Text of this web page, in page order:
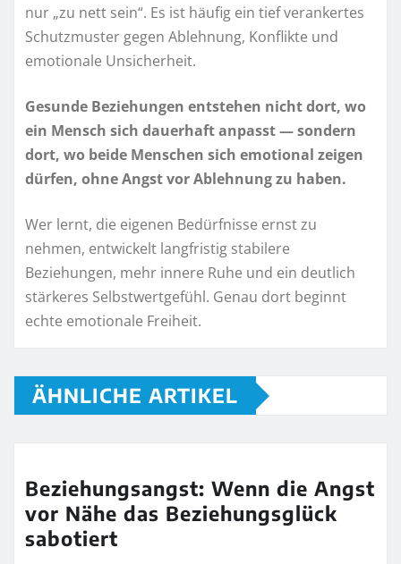
nur „zu nett sein“. Es ist häufig ein tief verankertes
Schutzmuster gegen Ablehnung, Konflikte und
emotionale Unsicherheit.
Gesunde Beziehungen entstehen nicht dort, wo
ein Mensch sich dauerhaft anpasst — sondern
dort, wo beide Menschen sich emotional zeigen
dürfen, ohne Angst vor Ablehnung zu haben.
Wer lernt, die eigenen Bedürfnisse ernst zu
nehmen, entwickelt langfristig stabilere
Beziehungen, mehr innere Ruhe und ein deutlich
stärkeres Selbstwertgefühl. Genau dort beginnt
echte emotionale Freiheit.
ÄHNLICHE ARTIKEL
Beziehungsangst: Wenn die Angst
vor Nähe das Beziehungsglück
sabotiert